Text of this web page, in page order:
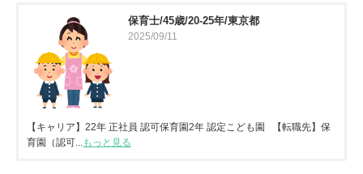
保育士/45歳/20-25年/東京都
2025/09/11
【キャリア】22年 正社員 認可保育園2年 認定こども園 【転職先】保
育園（認可...もっと見る